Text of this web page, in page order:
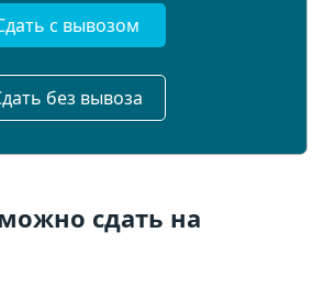
с вывозом
без вывоза
сдать на